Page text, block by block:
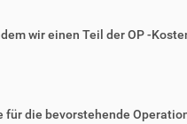
wir einen Teil der OP -
die bevorstehende